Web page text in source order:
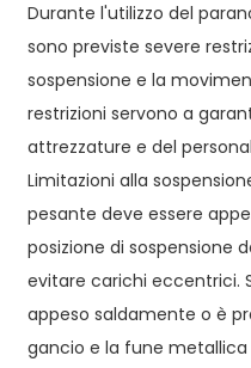
Durante l'utilizzo del
sono previste severe
sospensione e la
restrizioni servono a
attrezzature e del
Limitazioni alla
pesante deve essere
posizione di sospensione
evitare carichi eccentrici.
appeso saldamente o è
gancio e la fune